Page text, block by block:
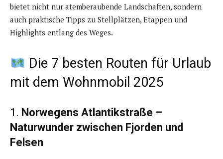
bietet nicht nur atemberaubende Landschaften, sondern
auch praktische Tipps zu Stellplätzen, Etappen und
Highlights entlang des Weges.
Die 7 besten Routen für Urlaub
mit dem Wohnmobil 2025
1. Norwegens Atlantikstraße –
Naturwunder zwischen Fjorden und
Felsen